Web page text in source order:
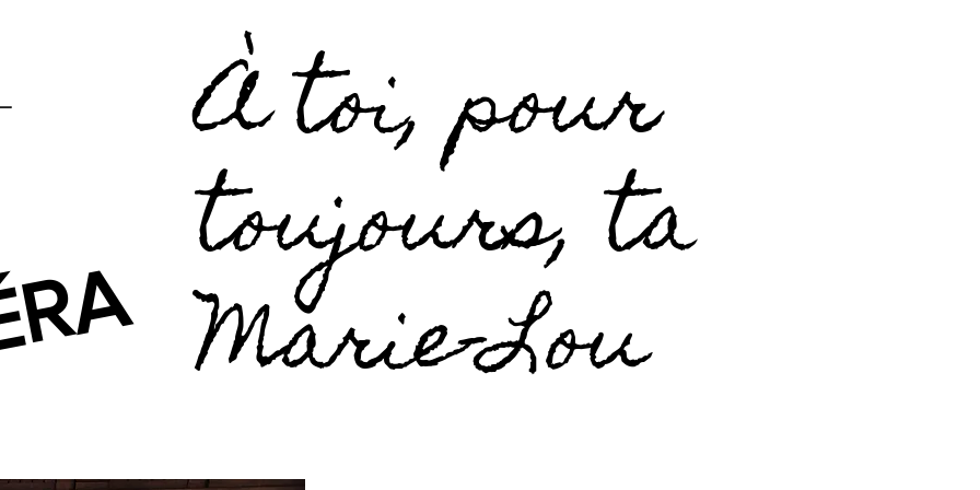
À toi, pour
toujours, ta
Marie-Lou